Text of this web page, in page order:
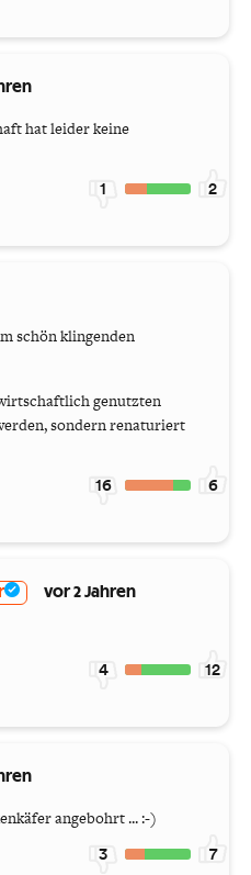
hat leider keine
1 2
schön klingenden
genutzten
sondern renaturiert
16 6
vor 2 Jahren
4 12
angebohrt ... :-)
3 7